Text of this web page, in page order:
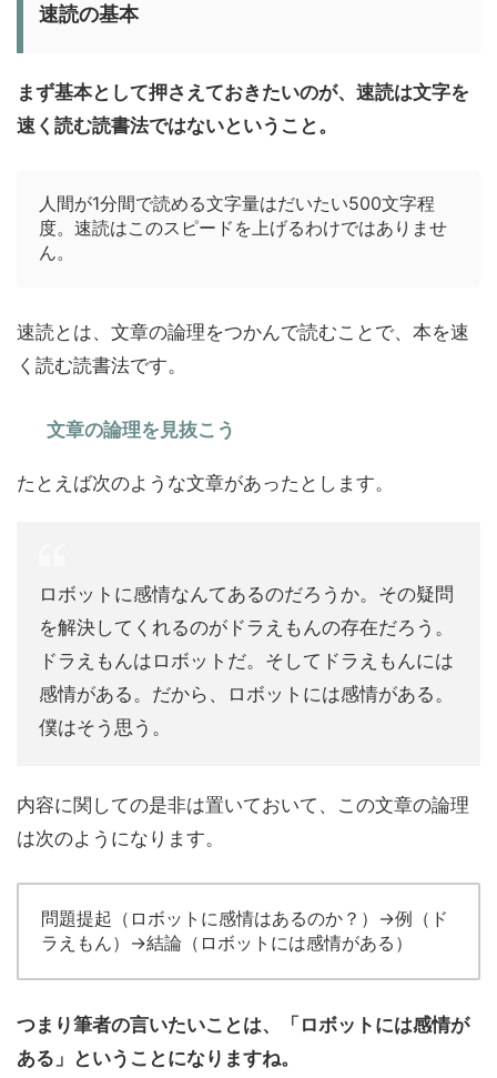
速読の基本
まず基本として押さえておきたいのが、速読は文字を
速く読む読書法ではないということ。
人間が1分間で読める文字量はだいたい500文字程
度。速読はこのスピードを上げるわけではありませ
ん。
速読とは、文章の論理をつかんで読むことで、本を速
く読む読書法です。
文章の論理を見抜こう
たとえば次のような文章があったとします。
ロボットに感情なんてあるのだろうか。その疑問
を解決してくれるのがドラえもんの存在だろう。
ドラえもんはロボットだ。そしてドラえもんには
感情がある。だから、ロボットには感情がある。
僕はそう思う。
内容に関しての是非は置いておいて、この文章の論理
は次のようになります。
問題提起（ロボットに感情はあるのか？）→例（ド
ラえもん）→結論（ロボットには感情がある）
つまり筆者の言いたいことは、「ロボットには感情が
ある」ということになりますね。